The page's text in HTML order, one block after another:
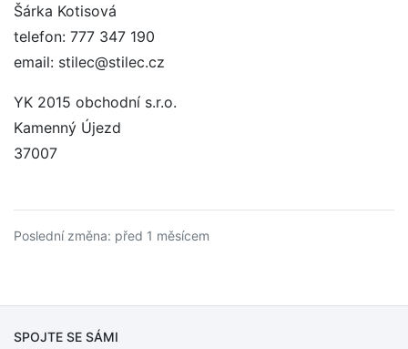
Šárka Kotisová
telefon: 777 347 190
email: stilec@stilec.cz
YK 2015 obchodní s.r.o.
Kamenný Újezd
37007
Poslední změna: před 1 měsícem
SPOJTE SE SÁMI